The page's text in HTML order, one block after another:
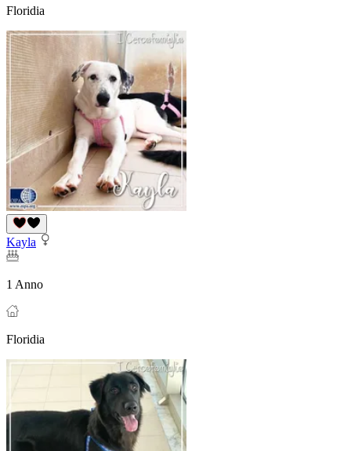
Floridia
Kayla
1 Anno
Floridia